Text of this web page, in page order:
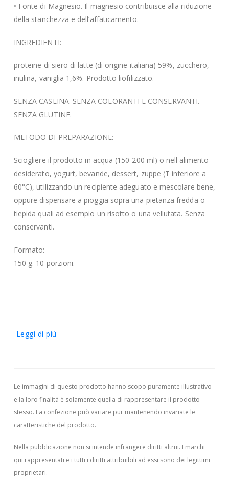
• Fonte di Magnesio. Il magnesio contribuisce alla riduzione
della stanchezza e dell’affaticamento.
INGREDIENTI:
proteine di siero di latte (di origine italiana) 59%, zucchero,
inulina, vaniglia 1,6%. Prodotto liofilizzato.
SENZA CASEINA. SENZA COLORANTI E CONSERVANTI.
SENZA GLUTINE.
METODO DI PREPARAZIONE:
Sciogliere il prodotto in acqua (150-200 ml) o nell'alimento
desiderato, yogurt, bevande, dessert, zuppe (T inferiore a
60°C), utilizzando un recipiente adeguato e mescolare bene,
oppure dispensare a pioggia sopra una pietanza fredda o
tiepida quali ad esempio un risotto o una vellutata. Senza
conservanti.
Formato:
150 g. 10 porzioni.
Leggi di più
Le immagini di questo prodotto hanno scopo puramente illustrativo
e la loro finalità è solamente quella di rappresentare il prodotto
stesso. La confezione può variare pur mantenendo invariate le
caratteristiche del prodotto.
Nella pubblicazione non si intende infrangere diritti altrui. I marchi
qui rappresentati e i tutti i diritti attribuibili ad essi sono dei legittimi
proprietari.